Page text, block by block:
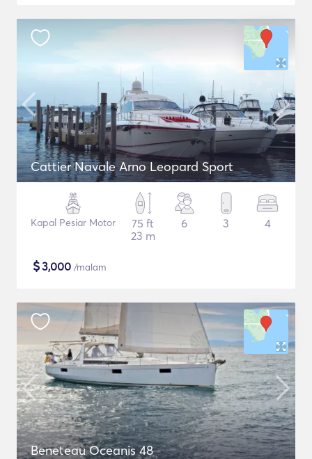
Cattier Navale Arno Leopard Sport
Kapal Pesiar Motor
75 ft
23 m
6 3 4
$3,000 /malam
Beneteau Oceanis 48